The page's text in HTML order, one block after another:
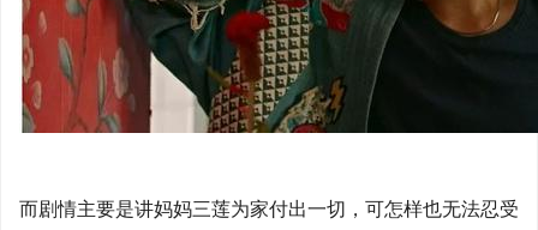
而剧情主要是讲妈妈三莲为家付出一切，可怎样也无法忍受